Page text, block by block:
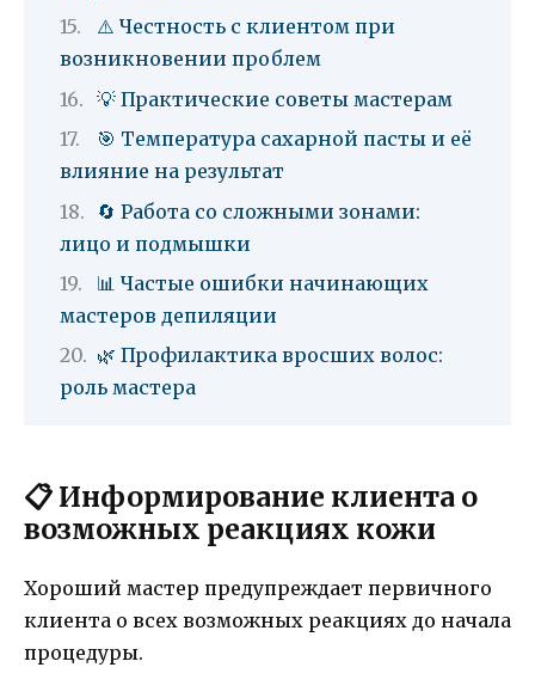
⚠️ Честность с клиентом при
возникновении проблем
💡 Практические советы мастерам
🎯 Температура сахарной пасты и её
влияние на результат
🔄 Работа со сложными зонами:
лицо и подмышки
📊 Частые ошибки начинающих
мастеров депиляции
🌿 Профилактика вросших волос:
роль мастера
📋 Информирование клиента о
возможных реакциях кожи
Хороший мастер предупреждает первичного
клиента о всех возможных реакциях до начала
процедуры.